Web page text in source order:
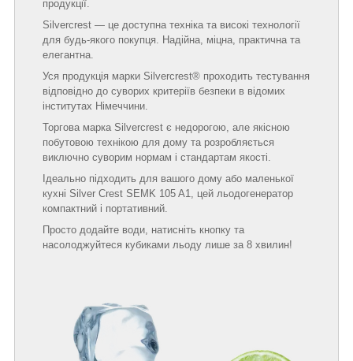
продукції.
Silvercrest — це доступна техніка та високі технології
для будь-якого покупця. Надійна, міцна, практична та
елегантна.
Уся продукція марки Silvercrest® проходить тестування
відповідно до суворих критеріїв безпеки в відомих
інститутах Німеччини.
Торгова марка Silvercrest є недорогою, але якісною
побутовою технікою для дому та розробляється
виключно суворим нормам і стандартам якості.
Ідеально підходить для вашого дому або маленької
кухні Silver Crest SEMK 105 A1, цей льодогенератор
компактний і портативний.
Просто додайте води, натисніть кнопку та
насолоджуйтеся кубиками льоду лише за 8 хвилин!